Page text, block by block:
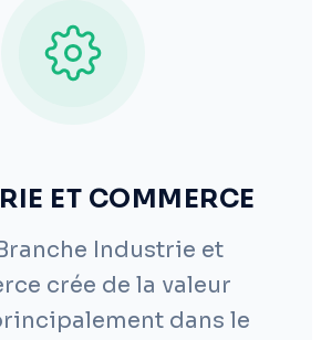
ET COMMERCE
Industrie et
crée de la valeur
dans le